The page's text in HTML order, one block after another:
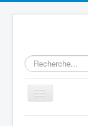
Rechercher
Basculer
la